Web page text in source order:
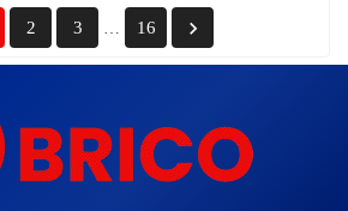
2 3 16 